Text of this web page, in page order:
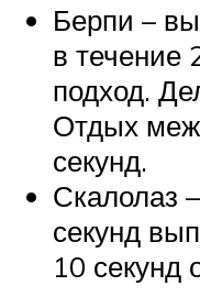
Берпи –
в течение
подход.
Отдых
секунд.
Скалолаз
секунд
10 секунд